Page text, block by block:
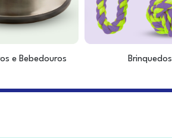
e Bebedouros Brinquedos